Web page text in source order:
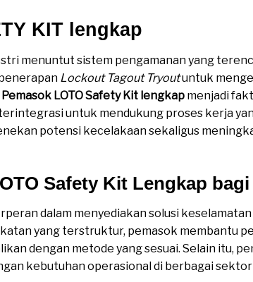
KIT lengkap
menuntut sistem pengamanan yang
Lockout Tagout Tryoutuntuk
Pemasok LOTO Safety Kit lengkap menjadi
untuk mendukung proses kerja
potensi kecelakaan sekaligus
Safety Kit Lengkap
dalam menyediakan solusi
yang terstruktur, pemasok membantu
dengan metode yang sesuai. Selain itu,
kebutuhan operasional di berbagai